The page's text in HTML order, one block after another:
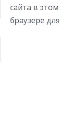
сайта в этом
браузере для